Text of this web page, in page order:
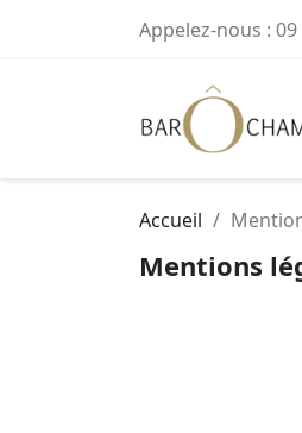
Appelez-nous : 09
Accueil
Mentions